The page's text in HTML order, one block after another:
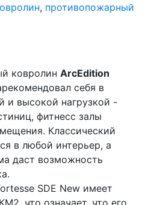
, противопожарный
ковролин ArcEdition
себя в
и высокой нагрузкой -
фитнесс залы
Классический
в любой интерьер, а
даст возможность
SDE New имеет
что означает, что его